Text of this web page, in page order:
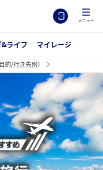
メニュー
ライフ マイレージ
的/行き先別）